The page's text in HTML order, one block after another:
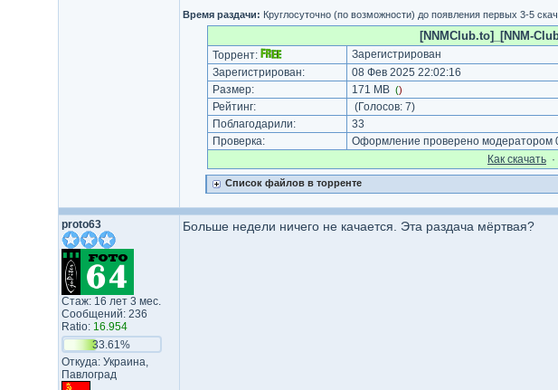
Время раздачи: Круглосуточно (по возможности) до появления первых 3-5
[NNMClub.to]_[NNM-
Торрент:
Зарегистрирован
Зарегистрирован:
08 Фев 2025 22:02:16
Размер:
171 MB ()
Рейтинг: (Голосов: 7)
Поблагодарили:
33
Проверка:
Оформление проверено модератором
Как cкачать ·
Список файлов в торренте
proto63
Стаж: 16 лет 3 мес.
Сообщений: 236
Ratio: 16.954
33.61%
Откуда: Украина,
Павлоград
Больше недели ничего не качается. Эта раздача мёртвая?